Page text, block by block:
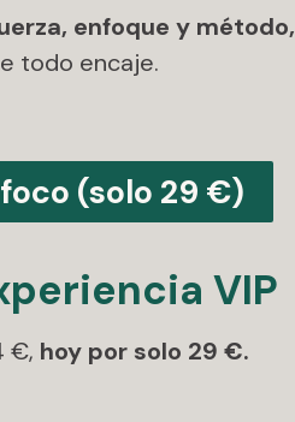
enfoque y método,
todo encaje.
(solo 29 €)
VIP
€, hoy por solo 29 €.